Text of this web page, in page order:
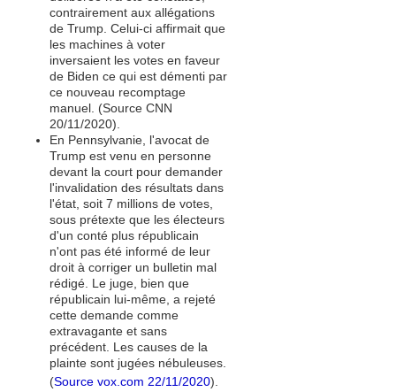
contrairement aux allégations
de Trump. Celui-ci affirmait que
les machines à voter
inversaient les votes en faveur
de Biden ce qui est démenti par
ce nouveau recomptage
manuel. (Source CNN
20/11/2020).
En Pennsylvanie, l'avocat de
Trump est venu en personne
devant la court pour demander
l'invalidation des résultats dans
l'état, soit 7 millions de votes,
sous prétexte que les électeurs
d'un conté plus républicain
n'ont pas été informé de leur
droit à corriger un bulletin mal
rédigé. Le juge, bien que
républicain lui-même, a rejeté
cette demande comme
extravagante et sans
précédent. Les causes de la
plainte sont jugées nébuleuses.
(Source vox.com 22/11/2020).